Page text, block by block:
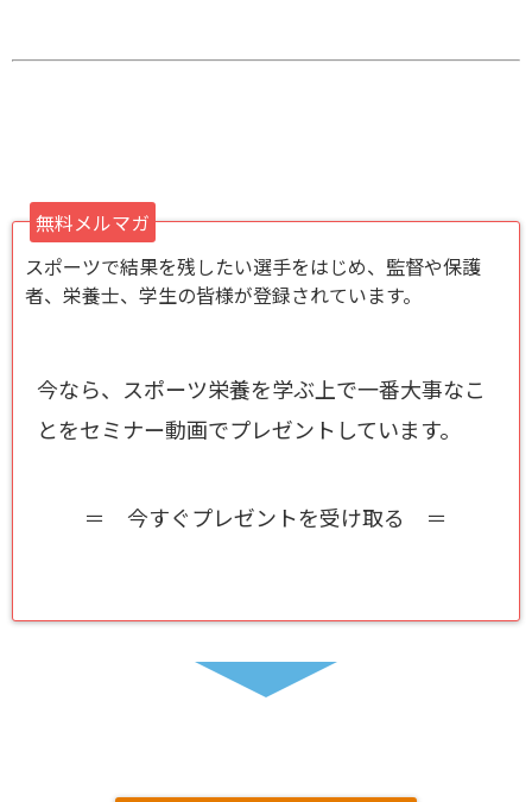
無料メルマガ
スポーツで結果を残したい選手をはじめ、監督や保護
者、栄養士、学生の皆様が登録されています。
今なら、スポーツ栄養を学ぶ上で一番大事なこ
とをセミナー動画でプレゼントしています。
＝ 今すぐプレゼントを受け取る ＝